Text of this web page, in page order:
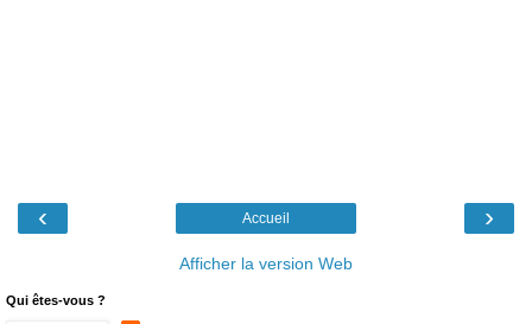
‹ ›
Accueil
Afficher la version Web
Qui êtes-vous ?